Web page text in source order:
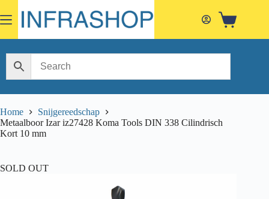
to
content
Shopping
Home
Snijgereedschap
Metaalboor Izar iz27428 Koma Tools DIN 338 Cilindrisch
Kort 10 mm
SOLD OUT